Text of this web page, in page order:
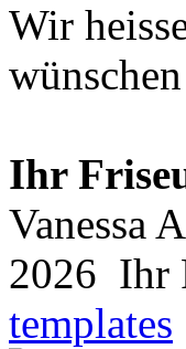
Wir
Ihr
Vanessa
2026 Ihr
templates